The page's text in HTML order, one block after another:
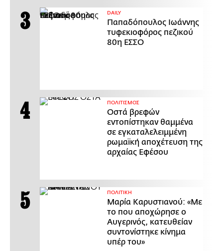
DAILY
Παπαδόπουλος Ιωάννης
τυφεκιοφόρος πεζικού
80η ΕΣΣΟ
ΠΟΛΙΤΙΣΜΟΣ
Οστά βρεφών
εντοπίστηκαν θαμμένα
σε εγκαταλελειμμένη
ρωμαϊκή αποχέτευση της
αρχαίας Εφέσου
ΠΟΛΙΤΙΚΗ
Μαρία Καρυστιανού: «Με
το που αποχώρησε ο
Αυγερινός, κατευθείαν
συντονίστηκε κίνημα
υπέρ του»